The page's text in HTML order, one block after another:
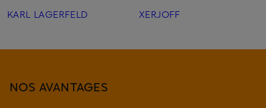
KARL LAGERFELD
XERJOFF
NOS AVANTAGES